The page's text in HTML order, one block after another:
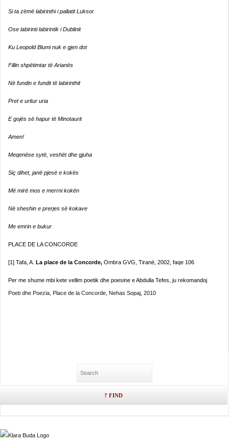
Si ta zëmë labirinthi i pallatit Luksor
Ose labirinti labirintik i Dublinit
Ku Leopold Blumi nuk e gjen dot
Fillin shpëtimtar të Arianës
Në fundin e fundit të labirinthit
Pret e uritur uria
E gojës së hapur të Minotaurit
Amen!
Meqenëse sytë, veshët dhe gjuha
Siç dihet, janë pjesë e kokës
Më mirë mos e merrni kokën
Në sheshin e prerjes së kokave
Me emrin e bukur
PLACE DE LA CONCORDE
[1] Tafa, A. La place de la Concorde, Ombra GVG, Tiranë, 2002, faqe 106
Per me shume mbi kete vellim poetik dhe poesine e Abdulla Tefes, ju rekomandoj
Poeti dhe Poezia, Place de la Concorde, Nehas Sopaj, 2010